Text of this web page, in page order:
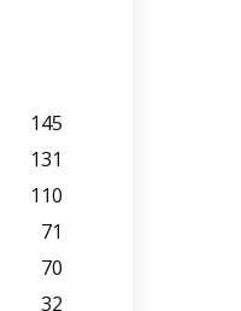
145
131
110
71
70
32